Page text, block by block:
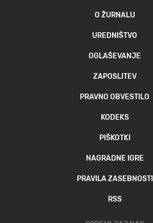
O ŽURNALU
UREDNIŠTVO
OGLAŠEVANJE
ZAPOSLITEV
PRAVNO OBVESTILO
KODEKS
PIŠKOTKI
NAGRADNE IGRE
PRAVILA ZASEBNOSTI
RSS